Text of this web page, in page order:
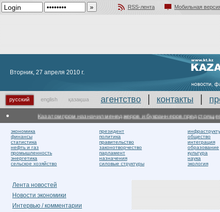
RSS-лента
Мобильная
Вторник, 27 апреля 2010 г.
русский english қазақша агентство контакты
Казатомпром назначил менеджеров и букраннеров предстоящего
экономика
финансы
статистика
нефть и газ
промышленность
энергетика
сельское хозяйство
президент
политика
правительство
законотворчество
парламент
назначения
силовые структуры
общество
интеграция
образование
культура
наука
экология
Лента новостей
Новости экономики
Интервью / комментарии